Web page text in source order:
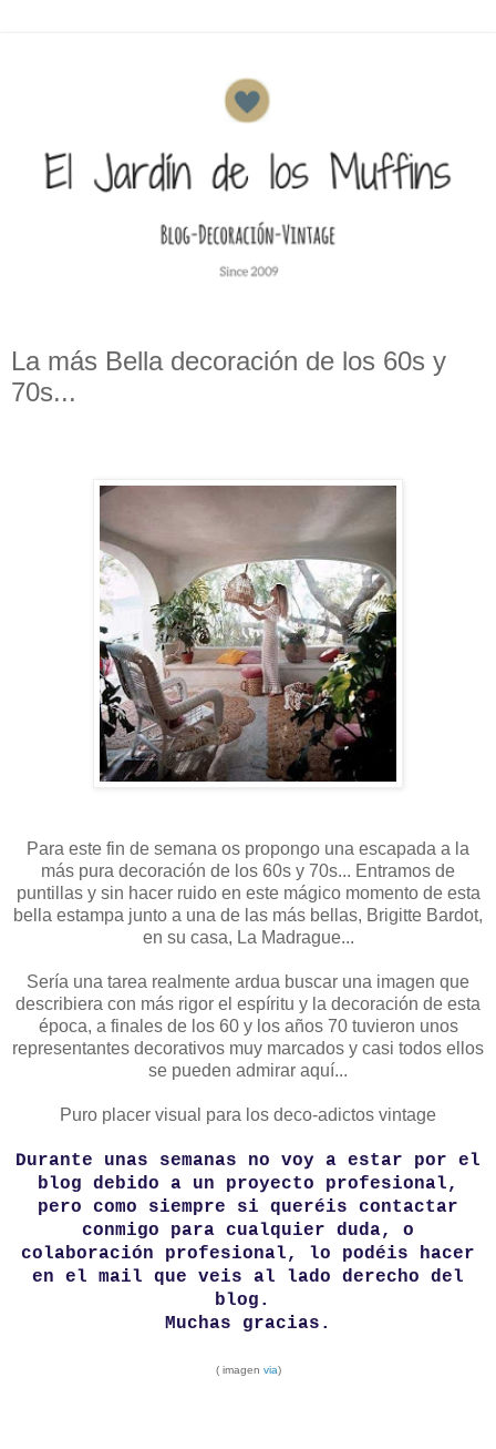
La más Bella decoración de los 60s y
70s...
Para este fin de semana os propongo una escapada a la
más pura decoración de los 60s y 70s... Entramos de
puntillas y sin hacer ruido en este mágico momento de esta
bella estampa junto a una de las más bellas, Brigitte Bardot,
en su casa, La Madrague...
Sería una tarea realmente ardua buscar una imagen que
describiera con más rigor el espíritu y la decoración de esta
época, a finales de los 60 y los años 70 tuvieron unos
representantes decorativos muy marcados y casi todos ellos
se pueden admirar aquí...
Puro placer visual para los deco-adictos vintage
Durante unas semanas no voy a estar por el
blog debido a un proyecto profesional,
pero como siempre si queréis contactar
conmigo para cualquier duda, o
colaboración profesional, lo podéis hacer
en el mail que veis al lado derecho del
blog.
Muchas gracias.
( imagen via)